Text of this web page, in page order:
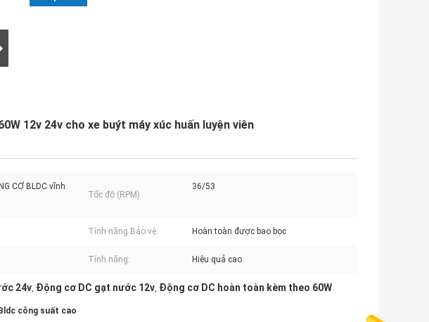
12v 24v cho xe buýt máy xúc huấn luyện viên
CƠ BLDC vĩnh
Tốc độ (RPM):
36/53
Tính năng Bảo vệ: Hoàn toàn được bao bọc
Tính năng: Hiệu quả cao
24v, Động cơ DC gạt nước 12v, Động cơ DC hoàn toàn kèm theo 60W
công suất cao